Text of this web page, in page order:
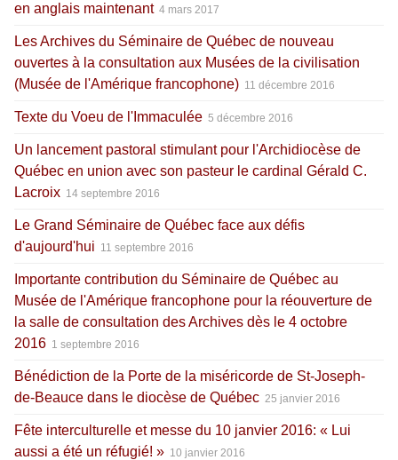
en anglais maintenant 4 mars 2017
Les Archives du Séminaire de Québec de nouveau
ouvertes à la consultation aux Musées de la civilisation
(Musée de l'Amérique francophone) 11 décembre 2016
Texte du Voeu de l'Immaculée 5 décembre 2016
Un lancement pastoral stimulant pour l'Archidiocèse de
Québec en union avec son pasteur le cardinal Gérald C.
Lacroix 14 septembre 2016
Le Grand Séminaire de Québec face aux défis
d'aujourd'hui 11 septembre 2016
Importante contribution du Séminaire de Québec au
Musée de l'Amérique francophone pour la réouverture de
la salle de consultation des Archives dès le 4 octobre
2016 1 septembre 2016
Bénédiction de la Porte de la miséricorde de St-Joseph-
de-Beauce dans le diocèse de Québec 25 janvier 2016
Fête interculturelle et messe du 10 janvier 2016: « Lui
aussi a été un réfugié! » 10 janvier 2016